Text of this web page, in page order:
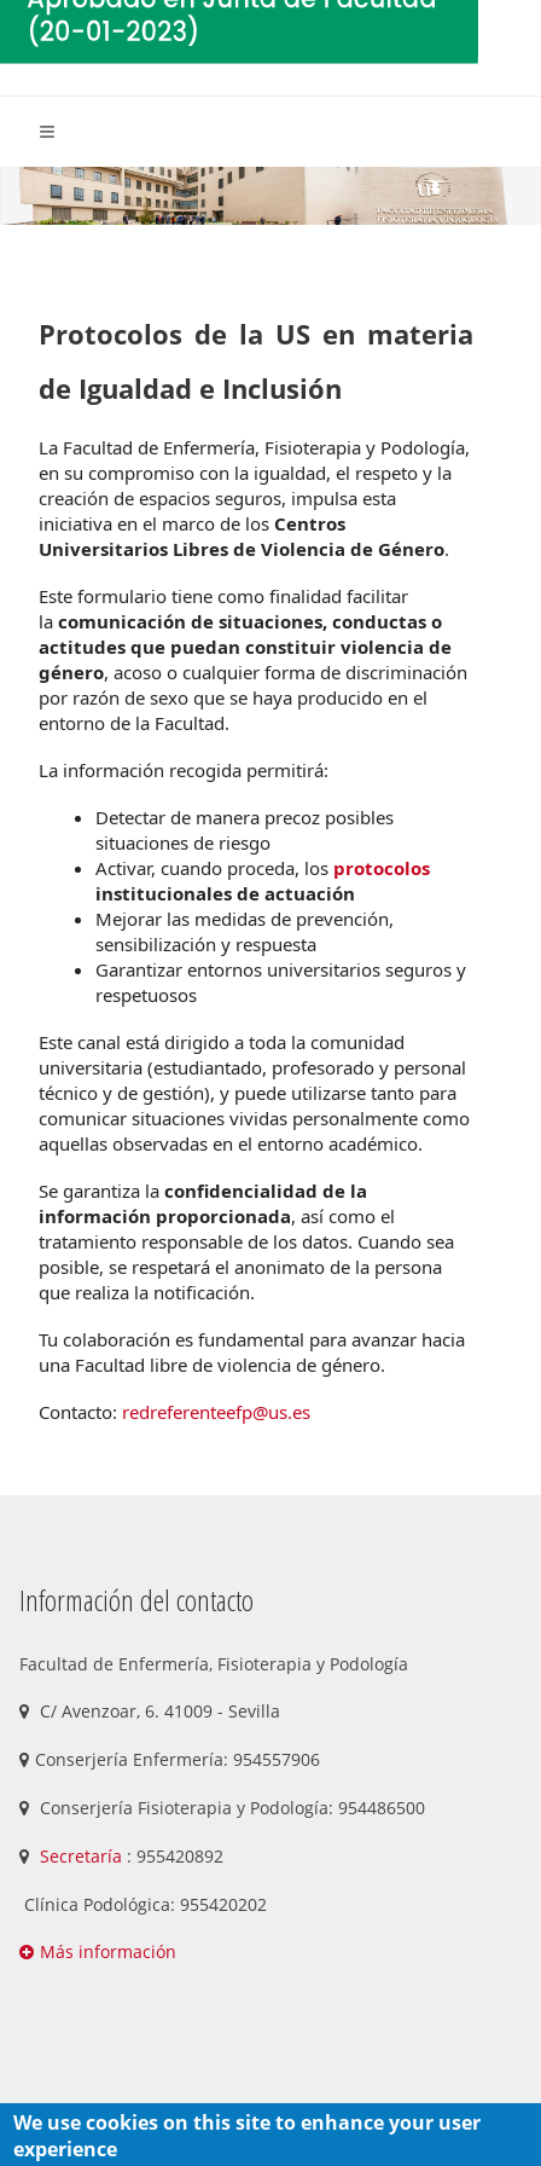
Protocolos de la US en materia
de Igualdad e Inclusión
La Facultad de Enfermería, Fisioterapia y Podología,
en su compromiso con la igualdad, el respeto y la
creación de espacios seguros, impulsa esta
iniciativa en el marco de los Centros
Universitarios Libres de Violencia de Género.
Este formulario tiene como finalidad facilitar
la comunicación de situaciones, conductas o
actitudes que puedan constituir violencia de
género, acoso o cualquier forma de discriminación
por razón de sexo que se haya producido en el
entorno de la Facultad.
La información recogida permitirá:
Detectar de manera precoz posibles
situaciones de riesgo
Activar, cuando proceda, los protocolos
institucionales de actuación
Mejorar las medidas de prevención,
sensibilización y respuesta
Garantizar entornos universitarios seguros y
respetuosos
Este canal está dirigido a toda la comunidad
universitaria (estudiantado, profesorado y personal
técnico y de gestión), y puede utilizarse tanto para
comunicar situaciones vividas personalmente como
aquellas observadas en el entorno académico.
Se garantiza la confidencialidad de la
información proporcionada, así como el
tratamiento responsable de los datos. Cuando sea
posible, se respetará el anonimato de la persona
que realiza la notificación.
Tu colaboración es fundamental para avanzar hacia
una Facultad libre de violencia de género.
Contacto: redreferenteefp@us.es
Información del contacto
Facultad de Enfermería, Fisioterapia y Podología
C/ Avenzoar, 6. 41009 - Sevilla
Conserjería Enfermería: 954557906
Conserjería Fisioterapia y Podología: 954486500
Secretaría : 955420892
Clínica Podológica: 955420202
Más información
We use cookies on this site to enhance your user
experience